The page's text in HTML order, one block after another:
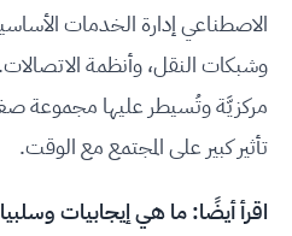
الاصطناعي إدارة الخدمات
وشبكات النقل، وأنظمة
مركزيَّة وتُسيطر عليها مجموعة
تأثير كبير على المجتمع مع الوقت.
اقرأ أيضًا:ما هي إيجابيات